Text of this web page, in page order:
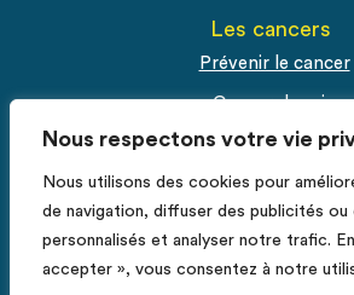
Nous respectons votre vie
Nous utilisons des cookies pour
de navigation, diffuser des publicités ou
personnalisés et analyser notre trafic.
accepter », vous consentez à notre
Les cancers
Prévenir le cancer
Cancer du sein
Cancer du col de
Cancer de la
Espace Pro